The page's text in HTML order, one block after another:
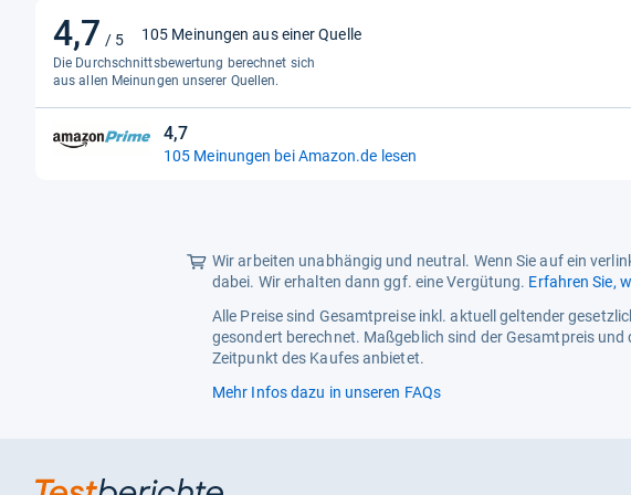
4,7 / 5
4,7
von
5
Sternen
105 Meinungen aus einer Quelle
Die Durchschnittsbewertung berechnet sich
aus allen Meinungen unserer Quellen.
4,7
4,7
von
105 Meinungen bei Amazon.de lesen
Wir arbeiten unabhängig und neutral. Wenn Sie auf ein
dabei. Wir erhalten dann ggf. eine Vergütung. Erfahren Sie,
Alle Preise sind Gesamtpreise inkl. aktuell geltender
gesondert berechnet. Maßgeblich sind der Gesamtpreis
Zeitpunkt des Kaufes anbietet.
Mehr Infos dazu in unseren FAQs